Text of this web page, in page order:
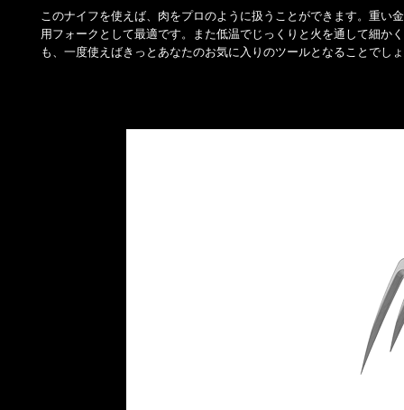
このナイフを使えば、肉をプロのように扱うことができます。重い
用フォークとして最適です。また低温でじっくりと火を通して細か
も、一度使えばきっとあなたのお気に入りのツールとなることでし